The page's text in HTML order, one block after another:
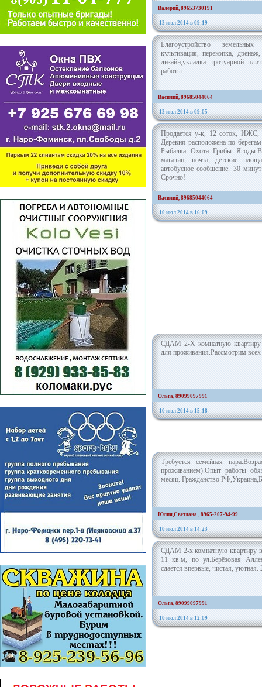
Валерий, 89653730191
13 июл 2014 в 09:19
Благоустройство
культивация, перекопка,
дизайн,укладка тротуарной
работы
Василий, 89685044064
13 июл 2014 в 09:05
Продается у-к, 12 соток,
Деревня расположена по
Рыбалка. Охота. Грибы. Ягоды.В
магазин, почта, детские
автобусное сообщение. 30
Срочно!
Василий, 89685044064
10 июл 2014 в 16:09
СДАМ 2-Х комнатную квартиру
для проживания.Рассмотрим
Ольга, 89099097991
10 июл 2014 в 15:18
Требуется семейная
проживанием).Опыт работы
месяц. Гражданство
Юлия,Светлана , 8965-207-94-99
10 июл 2014 в 14:23
СДАМ 2-х комнатную квартиру
11 кв.м, по ул.Берёзовая
сдаётся впервые, чистая, уютная.
Ольга, 89099097991
10 июл 2014 в 12:09